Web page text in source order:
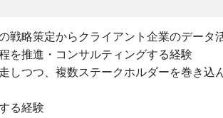
戦略策定からクライアント企業のデータ
を推進・コンサルティングする経験
しつつ、複数ステークホルダーを巻き込
る経験